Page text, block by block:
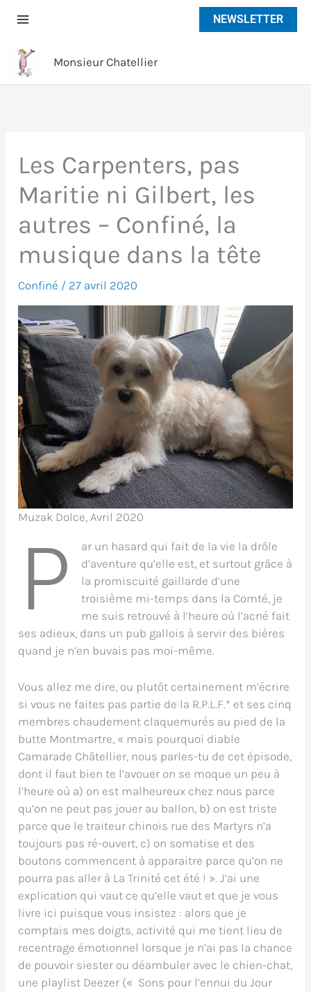
NEWSLETTER
Monsieur Chatellier
Les Carpenters, pas
Maritie ni Gilbert, les
autres – Confiné, la
musique dans la tête
Confiné / 27 avril 2020
Muzak Dolce, Avril 2020
P
ar un hasard qui fait de la vie la drôle
d’aventure qu’elle est, et surtout grâce à
la promiscuité gaillarde d’une
troisième mi-temps dans la Comté, je
me suis retrouvé à l’heure où l’acné fait
ses adieux, dans un pub gallois à servir des bières
quand je n’en buvais pas moi-même.
Vous allez me dire, ou plutôt certainement m’écrire
si vous ne faites pas partie de la R.P.L.F.* et ses cinq
membres chaudement claquemurés au pied de la
butte Montmartre, « mais pourquoi diable
Camarade Châtellier, nous parles-tu de cet épisode,
dont il faut bien te l’avouer on se moque un peu à
l’heure où a) on est malheureux chez nous parce
qu’on ne peut pas jouer au ballon, b) on est triste
parce que le traiteur chinois rue des Martyrs n’a
toujours pas ré-ouvert, c) on somatise et des
boutons commencent à apparaitre parce qu’on ne
pourra pas aller à La Trinité cet été ! ». J’ai une
explication qui vaut ce qu’elle vaut et que je vous
livre ici puisque vous insistez : alors que je
comptais mes doigts, activité qui me tient lieu de
recentrage émotionnel lorsque je n’ai pas la chance
de pouvoir siester ou déambuler avec le chien-chat,
une playlist Deezer (« Sons pour l’ennui du Jour